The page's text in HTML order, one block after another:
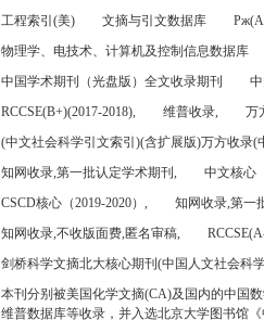
工程索引(美)
文摘与引文数据库
物理学、电技术、计算机及控制信息数据库
中国学术期刊（光盘版）全文收录期刊
RCCSE(B+)(2017-2018),
维普收录, 万
(中文社会科学引文索引)(含扩展版)万方收录
知网收录,第一批认定学术期刊,
中文核心
CSCD核心（2019-2020）,
知网收录,第一
知网收录,不收版面费,匿名审稿,
剑桥科学文摘北大核心期刊(中国人文社会科
本刊分别被美国化学文摘(CA)及国内的中国
维普数据库等收录，并入选北京大学图书馆